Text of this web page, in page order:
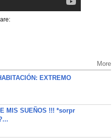
More
EXTREMO
MIS SUEÑOS !!! *sorpr